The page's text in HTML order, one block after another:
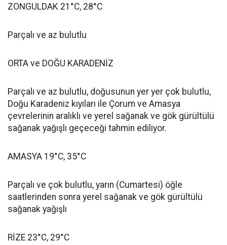
ZONGULDAK 21°C, 28°C
Parçalı ve az bulutlu
ORTA ve DOĞU KARADENİZ
Parçalı ve az bulutlu, doğusunun yer yer çok bulutlu,
Doğu Karadeniz kıyıları ile Çorum ve Amasya
çevrelerinin aralıklı ve yerel sağanak ve gök gürültülü
sağanak yağışlı geçeceği tahmin ediliyor.
AMASYA 19°C, 35°C
Parçalı ve çok bulutlu, yarın (Cumartesi) öğle
saatlerinden sonra yerel sağanak ve gök gürültülü
sağanak yağışlı
RİZE 23°C, 29°C